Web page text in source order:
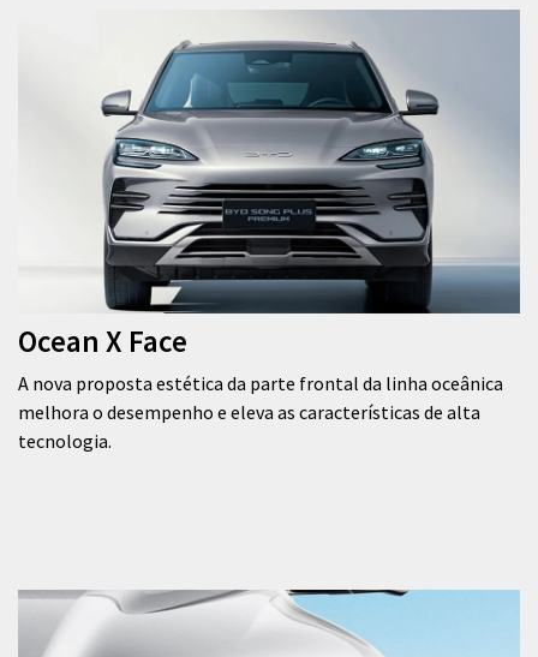
Ocean X Face
A nova proposta estética da parte frontal da linha oceânica
melhora o desempenho e eleva as características de alta
tecnologia.